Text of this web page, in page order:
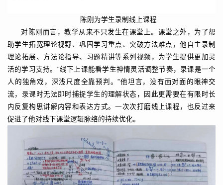
陈刚为学生录制线上课程
对陈刚而言，教学从来不只发生在课堂上。课堂之外，为了帮
助学生拓宽理论视野、巩固学习重点、突破方法难点，他自主录制
理论拓展、方法论指导、习题精讲等系列视频，为学生提供更加灵
活的学习支持。“线下上课能看学生神情灵活调整节奏，录课是一个
人的独角戏，深浅尺度全靠预判。”他坦言，没有面对面的眼神交
流，录课时无法即时捕捉学生的理解状态，因此更需要在有限时长
内反复构思讲解内容和表达方式。一次次打磨线上课程，也反过来
促进了他对线下课堂逻辑脉络的持续优化。